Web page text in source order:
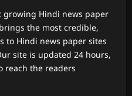
growing Hindi news paper
the most credible,
to Hindi news paper sites
site is updated 24 hours,
reach the readers